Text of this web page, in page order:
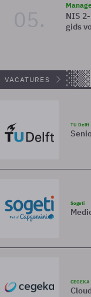
05.
NIS
gids
VACATURES
TU Delft
Sogeti
CEGEKA